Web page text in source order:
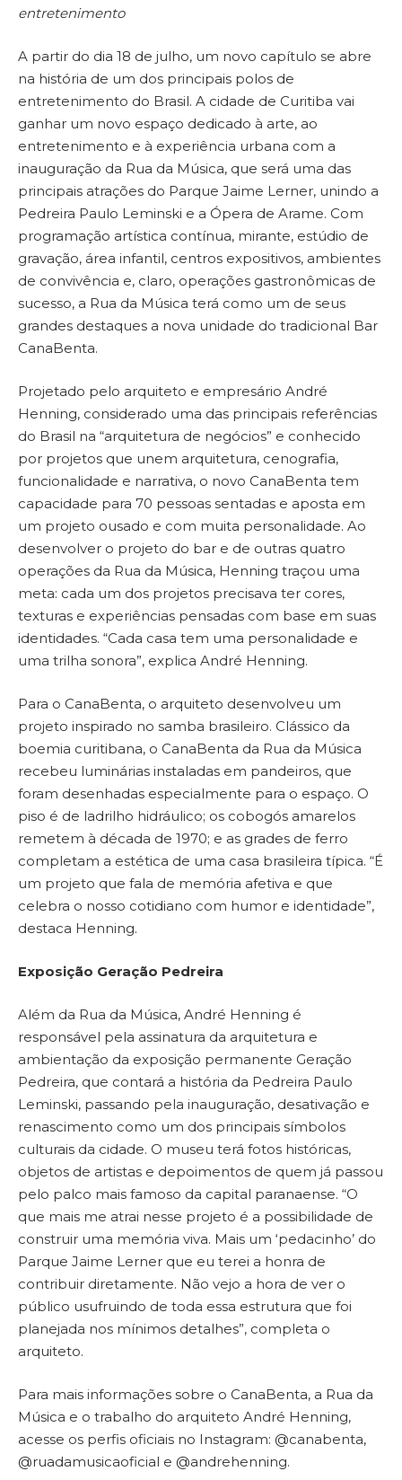
entretenimento
A partir do dia 18 de julho, um novo capítulo se abre
na história de um dos principais polos de
entretenimento do Brasil. A cidade de Curitiba vai
ganhar um novo espaço dedicado à arte, ao
entretenimento e à experiência urbana com a
inauguração da Rua da Música, que será uma das
principais atrações do Parque Jaime Lerner, unindo a
Pedreira Paulo Leminski e a Ópera de Arame. Com
programação artística contínua, mirante, estúdio de
gravação, área infantil, centros expositivos, ambientes
de convivência e, claro, operações gastronômicas de
sucesso, a Rua da Música terá como um de seus
grandes destaques a nova unidade do tradicional Bar
CanaBenta.
Projetado pelo arquiteto e empresário André
Henning, considerado uma das principais referências
do Brasil na “arquitetura de negócios” e conhecido
por projetos que unem arquitetura, cenografia,
funcionalidade e narrativa, o novo CanaBenta tem
capacidade para 70 pessoas sentadas e aposta em
um projeto ousado e com muita personalidade. Ao
desenvolver o projeto do bar e de outras quatro
operações da Rua da Música, Henning traçou uma
meta: cada um dos projetos precisava ter cores,
texturas e experiências pensadas com base em suas
identidades. “Cada casa tem uma personalidade e
uma trilha sonora”, explica André Henning.
Para o CanaBenta, o arquiteto desenvolveu um
projeto inspirado no samba brasileiro. Clássico da
boemia curitibana, o CanaBenta da Rua da Música
recebeu luminárias instaladas em pandeiros, que
foram desenhadas especialmente para o espaço. O
piso é de ladrilho hidráulico; os cobogós amarelos
remetem à década de 1970; e as grades de ferro
completam a estética de uma casa brasileira típica. “É
um projeto que fala de memória afetiva e que
celebra o nosso cotidiano com humor e identidade”,
destaca Henning.
Exposição Geração Pedreira
Além da Rua da Música, André Henning é
responsável pela assinatura da arquitetura e
ambientação da exposição permanente Geração
Pedreira, que contará a história da Pedreira Paulo
Leminski, passando pela inauguração, desativação e
renascimento como um dos principais símbolos
culturais da cidade. O museu terá fotos históricas,
objetos de artistas e depoimentos de quem já passou
pelo palco mais famoso da capital paranaense. “O
que mais me atrai nesse projeto é a possibilidade de
construir uma memória viva. Mais um ‘pedacinho’ do
Parque Jaime Lerner que eu terei a honra de
contribuir diretamente. Não vejo a hora de ver o
público usufruindo de toda essa estrutura que foi
planejada nos mínimos detalhes”, completa o
arquiteto.
Para mais informações sobre o CanaBenta, a Rua da
Música e o trabalho do arquiteto André Henning,
acesse os perfis oficiais no Instagram: @canabenta,
@ruadamusicaoficial e @andrehenning.